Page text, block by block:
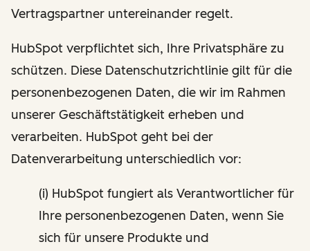
Vertragspartner untereinander regelt.
HubSpot verpflichtet sich, Ihre Privatsphäre zu
schützen. Diese Datenschutzrichtlinie gilt für die
personenbezogenen Daten, die wir im Rahmen
unserer Geschäftstätigkeit erheben und
verarbeiten. HubSpot geht bei der
Datenverarbeitung unterschiedlich vor:
(i) HubSpot fungiert als Verantwortlicher für
Ihre personenbezogenen Daten, wenn Sie
sich für unsere Produkte und